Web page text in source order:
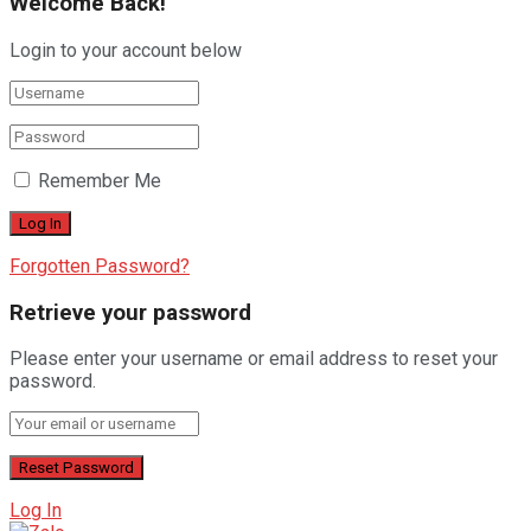
Login to your account below
Remember Me
Forgotten Password?
Retrieve your password
Please enter your username or email address to reset your
password.
Log In